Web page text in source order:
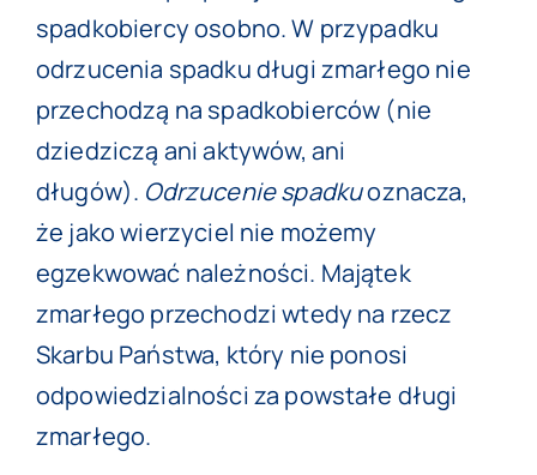
spadkobiercy osobno. W przypadku
odrzucenia spadku długi zmarłego nie
przechodzą na spadkobierców (nie
dziedziczą ani aktywów, ani
długów). Odrzucenie spadkuoznacza,
że jako wierzyciel nie możemy
egzekwować należności. Majątek
zmarłego przechodzi wtedy na rzecz
Skarbu Państwa, który nie ponosi
odpowiedzialności za powstałe długi
zmarłego.